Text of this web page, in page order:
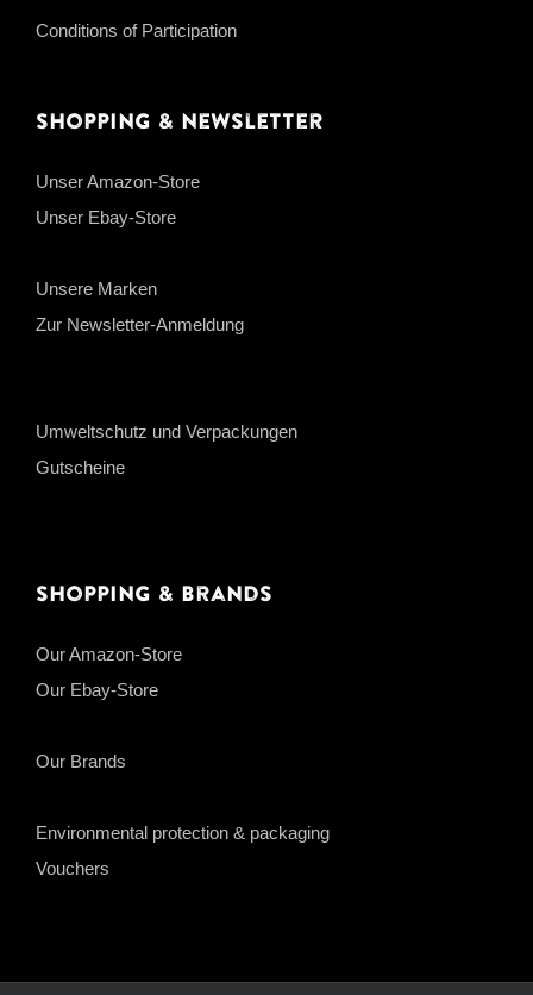
Conditions of Participation
Shopping & Newsletter
Unser Amazon-Store
Unser Ebay-Store
Unsere Marken
Zur Newsletter-Anmeldung
Umweltschutz und Verpackungen
Gutscheine
Shopping & Brands
Our Amazon-Store
Our Ebay-Store
Our Brands
Environmental protection & packaging
Vouchers